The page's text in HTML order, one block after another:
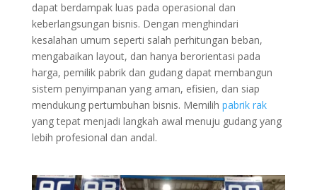
dapat berdampak luas pada operasional dan
keberlangsungan bisnis. Dengan menghindari
kesalahan umum seperti salah perhitungan beban,
mengabaikan layout, dan hanya berorientasi pada
harga, pemilik pabrik dan gudang dapat membangun
sistem penyimpanan yang aman, efisien, dan siap
mendukung pertumbuhan bisnis. Memilih pabrik rak
yang tepat menjadi langkah awal menuju gudang yang
lebih profesional dan andal.